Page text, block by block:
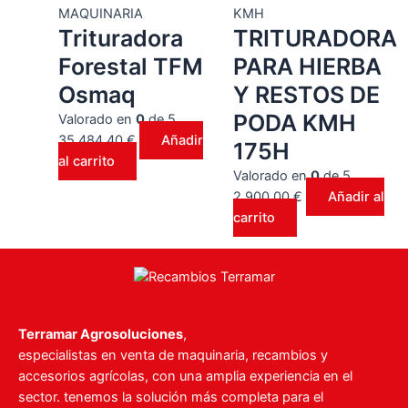
MAQUINARIA
Trituradora
Forestal TFM
Osmaq
Valorado en 0de 5
35.484,40€
Añadir
al carrito
KMH
TRITURADORA
PARA HIERBA
Y RESTOS DE
PODA KMH
175H
Valorado en0de 5
2.900,00€
Añadir al
carrito
Terramar Agrosoluciones,
especialistas en venta de maquinaria, recambios y
accesorios agrícolas, con una amplia experiencia en el
sector. tenemos la solución más completa para el